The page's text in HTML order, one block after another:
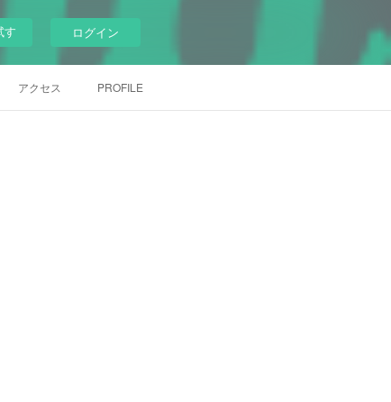
す ログイン
アクセス PROFILE